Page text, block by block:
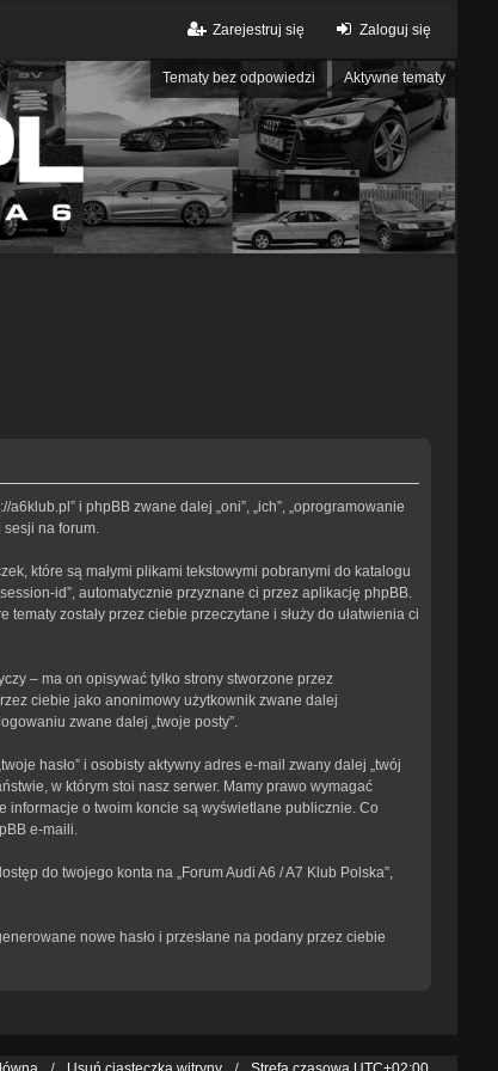
Zaloguj się
Zarejestruj się
Tematy bez odpowiedzi Aktywne tematy
a6klub.pl” i phpBB zwane dalej „oni”, „ich”, „oprogramowanie
sesji na forum.
które są małymi plikami tekstowymi pobranymi do katalogu
id”, automatycznie przyznane ci przez aplikację phpBB.
zostały przez ciebie przeczytane i służy do ułatwienia ci
– ma on opisywać tylko strony stworzone przez
ciebie jako anonimowy użytkownik zwane dalej
zwane dalej „twoje posty”.
hasło” i osobisty aktywny adres e-mail zwany dalej „twój
w którym stoi nasz serwer. Mamy prawo wymagać
informacje o twoim koncie są wyświetlane publicznie. Co
e-maili.
do twojego konta na „Forum Audi A6 / A7 Klub Polska”,
nowe hasło i przesłane na podany przez ciebie